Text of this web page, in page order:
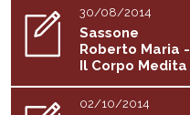
30/08/2014
Sassone
Roberto Maria -
Il Corpo Medita
se la...
02/10/2014